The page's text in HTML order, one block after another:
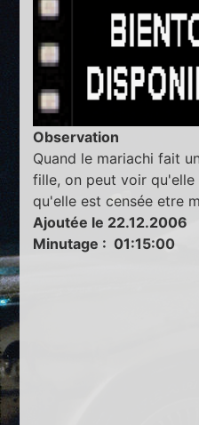
Observation
Quand le mariachi fait
fille, on peut voir
qu'elle est censée etre
Ajoutée le 22.12.2006
Minutage : 01:15:00